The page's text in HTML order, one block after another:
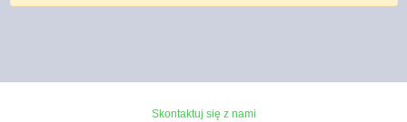
Skontaktuj się z nami